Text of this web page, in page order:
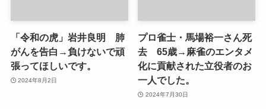
「令和の虎」岩井良明 肺
がんを告白→負けないで頑
張ってほしいです。
2024年8月2日
プロ雀士・馬場裕一さん死
去 65歳→麻雀のエンタメ
化に貢献された立役者のお
一人でした。
2024年7月30日